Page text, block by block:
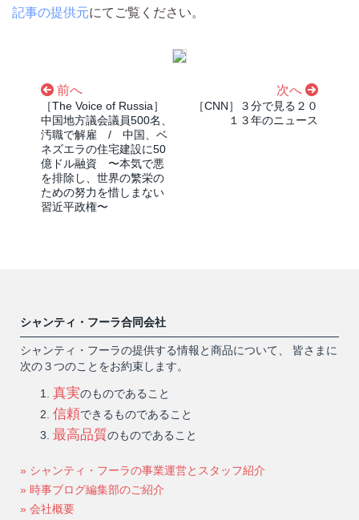
記事の提供元にてご覧ください。
前へ
［The Voice of Russia］
中国地方議会議員500名、
汚職で解雇 / 中国、ベ
ネズエラの住宅建設に50
億ドル融資 〜本気で悪
を排除し、世界の繁栄の
ための努力を惜しまない
習近平政権〜
次へ
［CNN］３分で見る２０
１３年のニュース
シャンティ・フーラ合同会社
シャンティ・フーラの提供する情報と商品について、 皆さまに
次の３つのことをお約束します。
真実のものであること
信頼できるものであること
最高品質のものであること
» シャンティ・フーラの事業運営とスタッフ紹介
» 時事ブログ編集部のご紹介
» 会社概要